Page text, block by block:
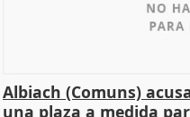
Albiach (Comuns)
una plaza a medida